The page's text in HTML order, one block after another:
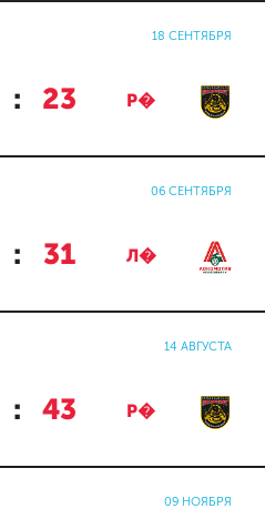
18 СЕНТЯБРЯ
: 23 Р�
06 СЕНТЯБРЯ
: 31 Л�
14 АВГУСТА
: 43 Р�
09 НОЯБРЯ